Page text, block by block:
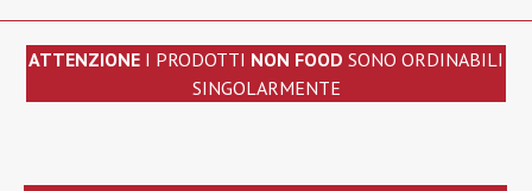
ATTENZIONE I PRODOTTI NON FOOD SONO ORDINABILI
SINGOLARMENTE